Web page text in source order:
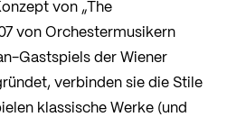
von „The
von Orchestermusikern
Gastspiels der Wiener
verbinden sie die Stile
klassische Werke (und